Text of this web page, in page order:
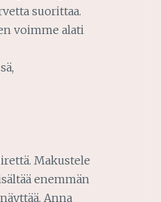
suorittaa.
voimme alati
Makustele
enemmän
Anna